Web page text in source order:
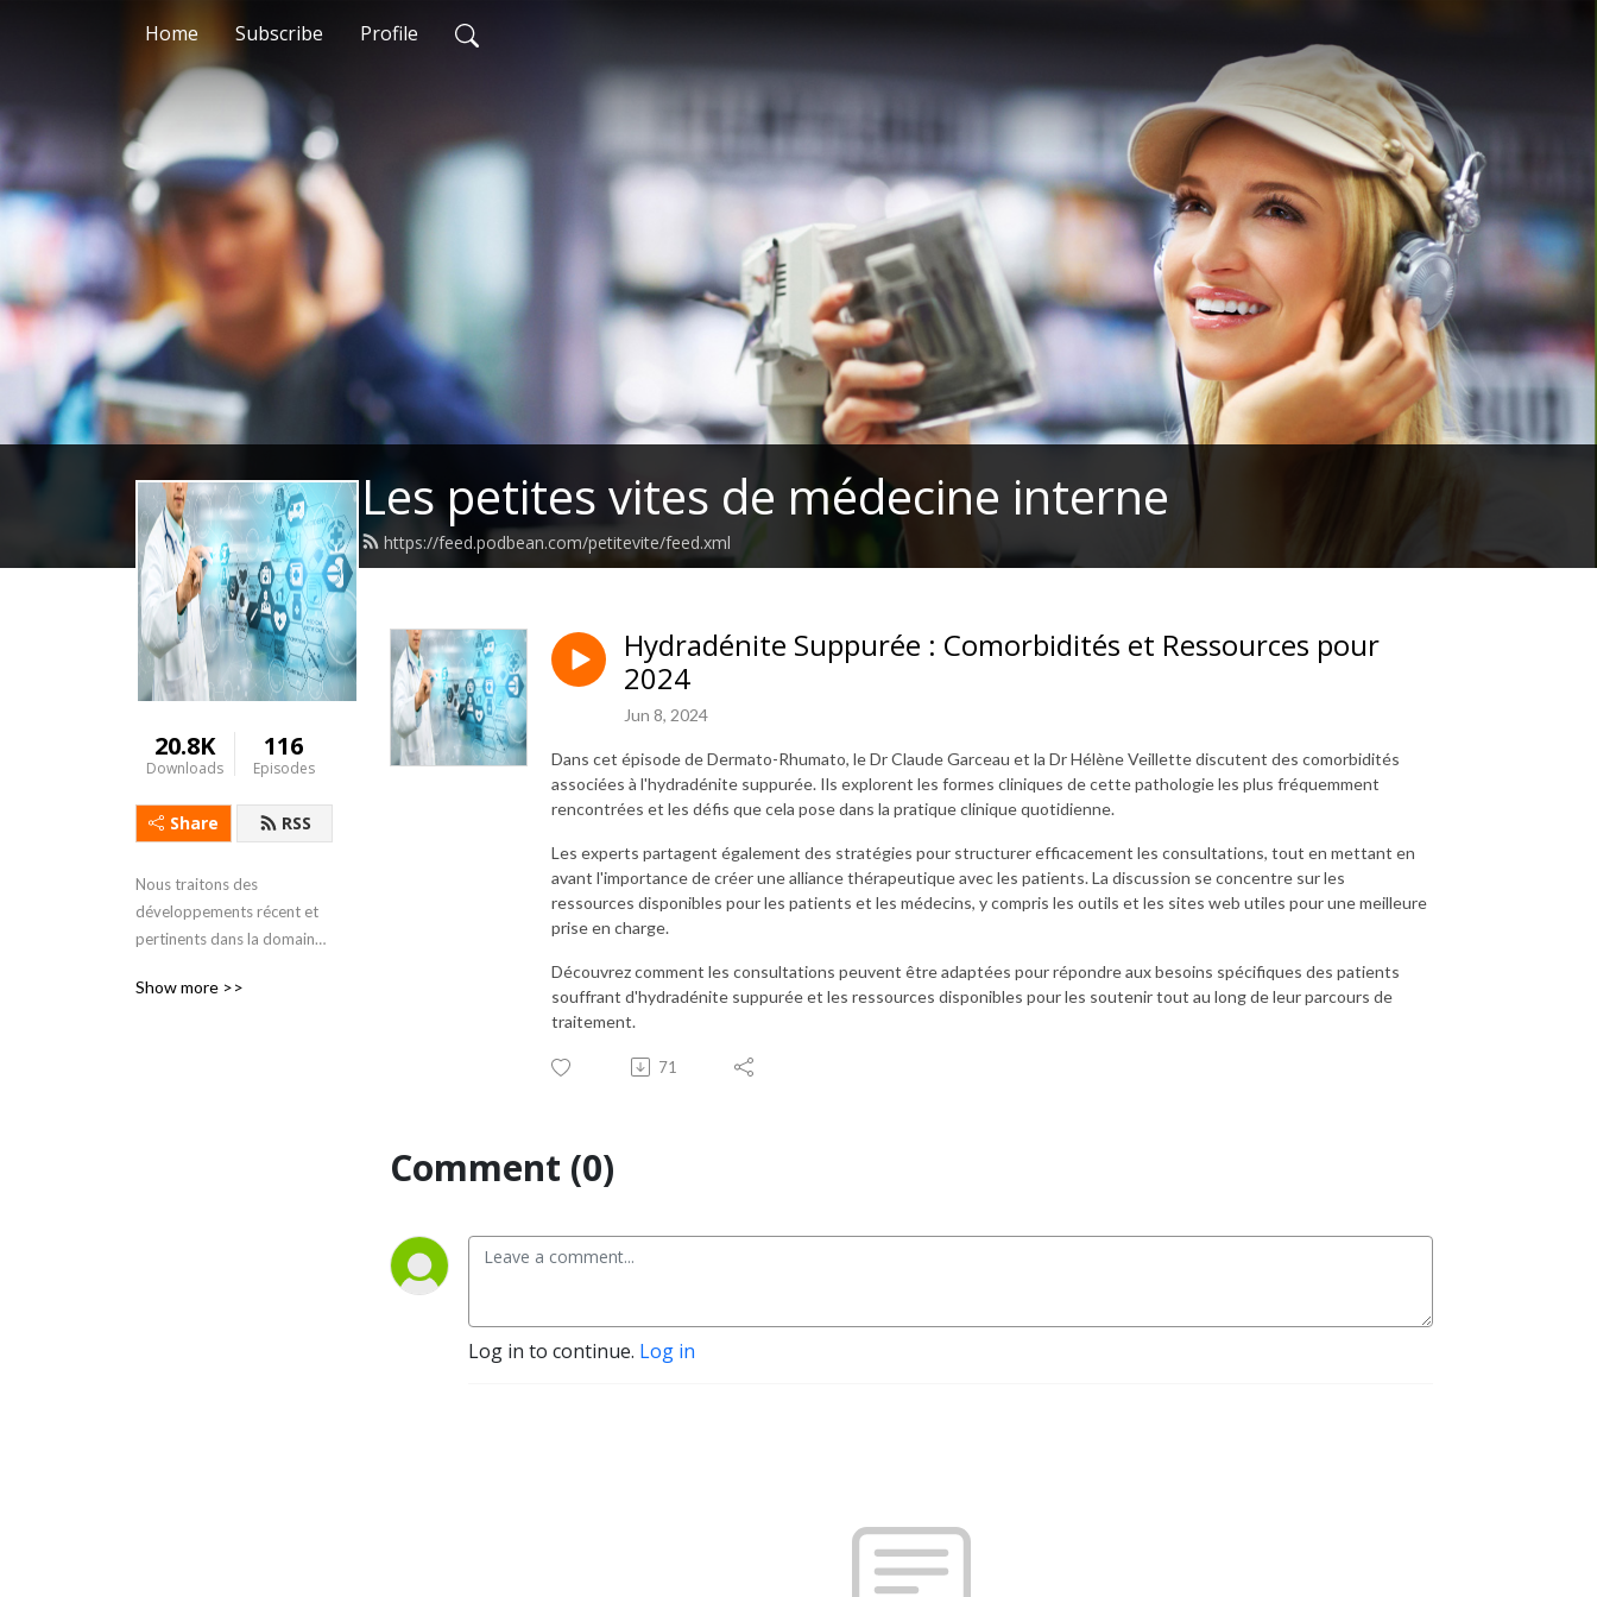
Home Subscribe Profile
Les petites vites de médecine interne
https://feed.podbean.com/petitevite/feed.xml
20.8K
Downloads
116
Episodes
Share RSS
Nous traitons des
développements récent et
pertinents dans la domaine
seront utiles aux
Show more >>
Hydradénite Suppurée : Comorbidités et Ressources pour
2024
Jun 8, 2024
Dans cet épisode de Dermato-Rhumato, le Dr Claude Garceau et la Dr Hélène Veillette discutent des comorbidités
associées à l'hydradénite suppurée. Ils explorent les formes cliniques de cette pathologie les plus fréquemment
rencontrées et les défis que cela pose dans la pratique clinique quotidienne.
Les experts partagent également des stratégies pour structurer efficacement les consultations, tout en mettant en
avant l'importance de créer une alliance thérapeutique avec les patients. La discussion se concentre sur les
ressources disponibles pour les patients et les médecins, y compris les outils et les sites web utiles pour une meilleure
prise en charge.
Découvrez comment les consultations peuvent être adaptées pour répondre aux besoins spécifiques des patients
souffrant d'hydradénite suppurée et les ressources disponibles pour les soutenir tout au long de leur parcours de
traitement.
71
Comment (0)
Log in to continue. Log in